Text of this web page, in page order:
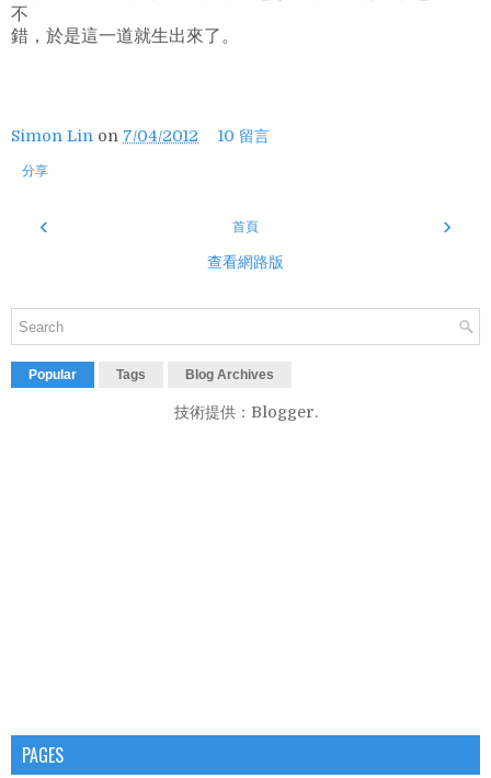
不
錯，於是這一道就生出來了。
Simon Lin on 7/04/2012 10 留言
分享
‹ ›
首頁
查看網路版
Popular Tags Blog Archives
技術提供： Blogger.
PAGES